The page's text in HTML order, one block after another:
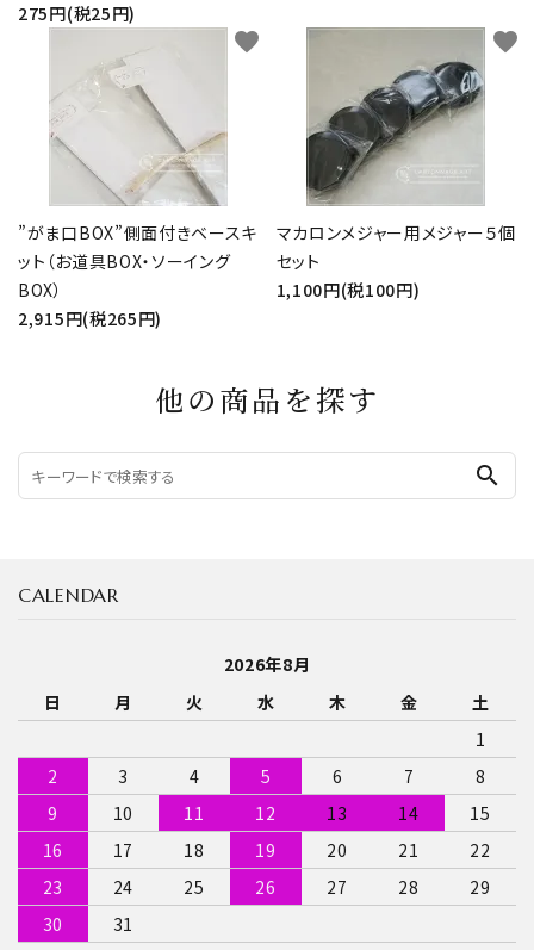
275円(税25円)
”がま口BOX”側面付きベースキ
ット（お道具BOX・ソーイング
BOX）
2,915円(税265円)
favorite
マカロンメジャー用メジャー５個
セット
1,100円(税100円)
favorite
他の商品を探す
search
CALENDAR
2026年8月
日
月 火 水 木 金
土
1
2
3 4 5 6 7
8
9
10 11 12 13 14
15
16
17 18 19 20 21
22
23
24 25 26 27 28
29
30
31